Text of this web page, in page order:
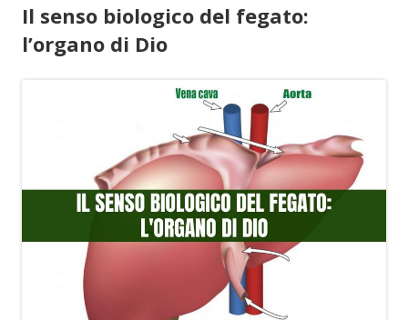
Il senso biologico del fegato:
l’organo di Dio